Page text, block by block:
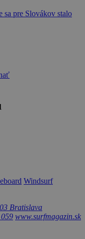
sa pre Slovákov stalo
Windsurf
Bratislava
www.surfmagazin.sk